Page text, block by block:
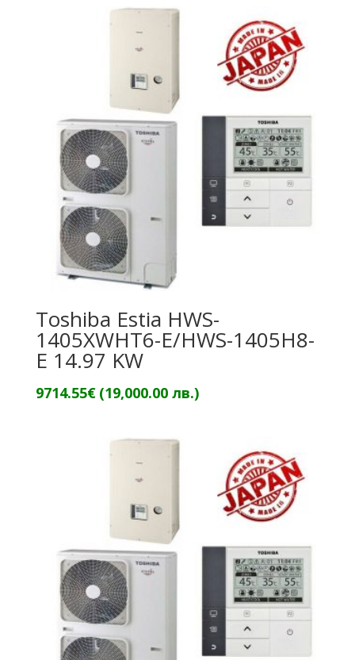
(19,000.00
лв.).
4243.72€
(8,300.00
Toshiba Estia HWS-
1405XWHT6-E/HWS-1405H8-
E 14.97 KW
9714.55€ (19,000.00 лв.)